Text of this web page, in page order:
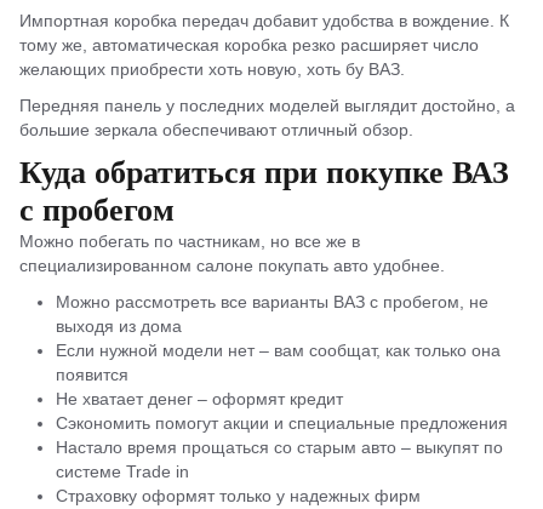
Импортная коробка передач добавит удобства в вождение. К
тому же, автоматическая коробка резко расширяет число
желающих приобрести хоть новую, хоть бу ВАЗ.
Передняя панель у последних моделей выглядит достойно, а
большие зеркала обеспечивают отличный обзор.
Куда обратиться при покупке ВАЗ
с пробегом
Можно побегать по частникам, но все же в
специализированном салоне покупать авто удобнее.
Можно рассмотреть все варианты ВАЗ с пробегом, не
выходя из дома
Если нужной модели нет – вам сообщат, как только она
появится
Не хватает денег – оформят кредит
Сэкономить помогут акции и специальные предложения
Настало время прощаться со старым авто – выкупят по
системе Trade in
Страховку оформят только у надежных фирм